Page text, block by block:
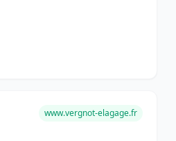
www.vergnot-elagage.fr